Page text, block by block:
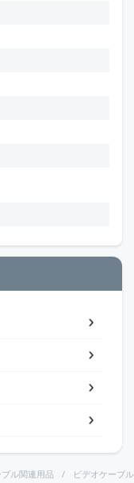
ル関連用品 ビデオケーブル